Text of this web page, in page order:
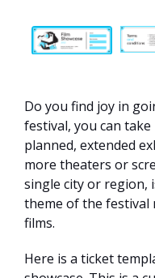
Do you find joy in
festival, you can
planned, extended
more theaters or
single city or region,
theme of the festival
films.
Here is a ticket